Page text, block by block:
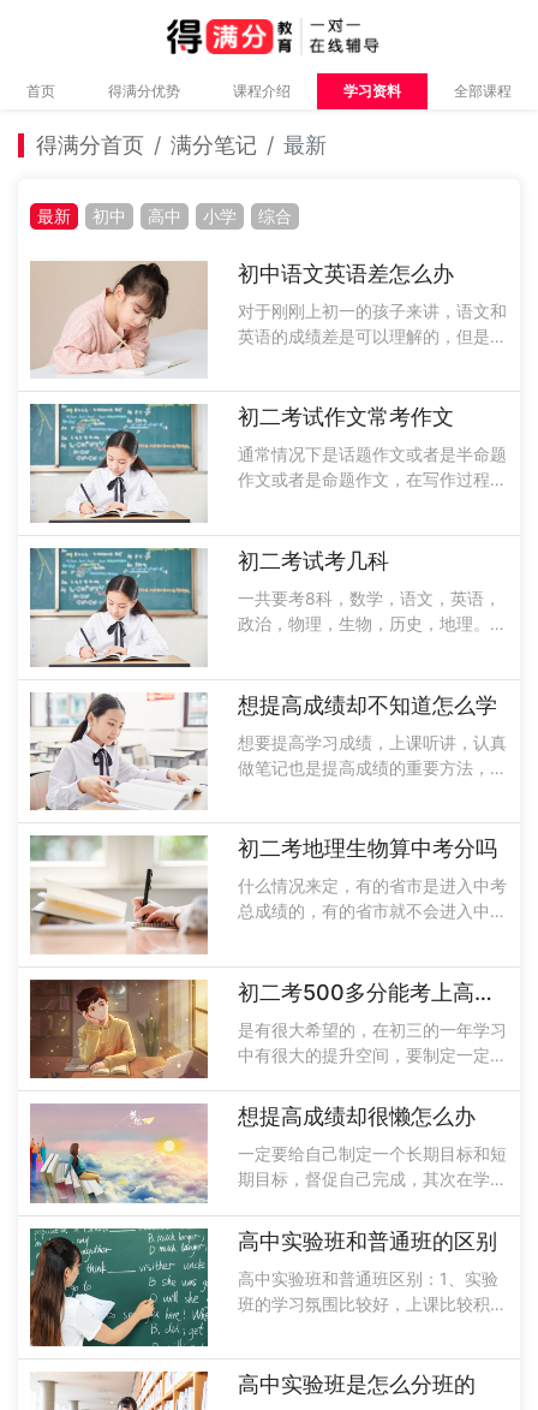
首页 得满分优势 课程介绍 学习资料 全部课程
得满分首页 满分笔记 最新
最新 初中 高中 小学 综合
初中语文英语差怎么办
对于刚刚上初一的孩子来讲，语文和
英语的成绩差是可以理解的，但是绝
绩不好的原因，然后再对症下药，进
行有针对性的帮助，来增强孩子的学
呢？接下......
初二考试作文常考作文
通常情况下是话题作文或者是半命题
作文或者是命题作文，在写作过程中
到高分，在写作过程中不能写扰乱社
“懂你”......
初二考试考几科
一共要考8科，数学，语文，英语，
政治，物理，生物，历史，地理。每
学习中学会处理做题和得分的关系。
的，做出来......
想提高成绩却不知道怎么学
想要提高学习成绩，上课听讲，认真
做笔记也是提高成绩的重要方法，在
识，进行查缺补漏，而且大家一定要
多做一些练习题，并且在题后进行总
补，并且将......
初二考地理生物算中考分吗
什么情况来定，有的省市是进入中考
总成绩的，有的省市就不会进入中考
录取。在河南洛阳，从2020年开始
中考试......
初二考500多分能考上高中吗
是有很大希望的，在初三的一年学习
中有很大的提升空间，要制定一定的
习和复习中多做准备。准备好错题
本，不会的题目能做哪些基础题也能
够拿下分数就会提高。要学习好，首
先要制订一......
想提高成绩却很懒怎么办
一定要给自己制定一个长期目标和短
期目标，督促自己完成，其次在学习
的时间内完成学习任务，除此以外还
可以和身边的人能互相督促，共同进
步，最重要的就是要对学习提高兴
趣，这样才......
高中实验班和普通班的区别
高中实验班和普通班区别：1、实验
班的学习氛围比较好，上课比较积
多都是在混日子，基本上是不学习
的，这样很容易被别人影响。2、高
高中实验班是怎么分班的